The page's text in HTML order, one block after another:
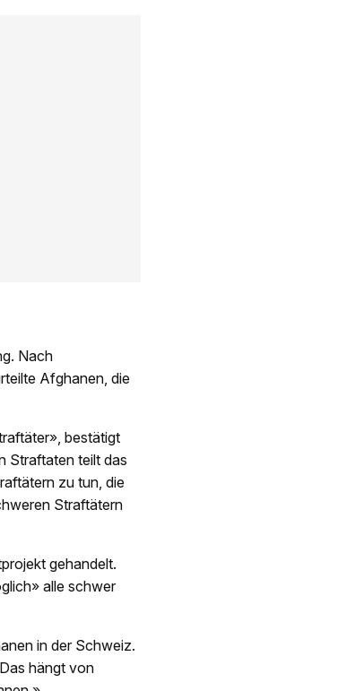
Nach
Afghanen, die
bestätigt
Straftaten teilt das
zu tun, die
Straftätern
gehandelt.
alle schwer
in der Schweiz.
hängt von